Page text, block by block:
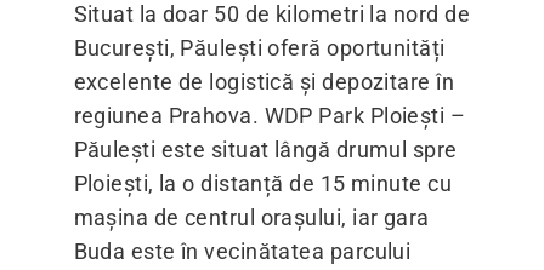
Situat la doar 50 de kilometri la nord de
București, Păulești oferă oportunități
excelente de logistică și depozitare în
regiunea Prahova. WDP Park Ploiești –
Păulești este situat lângă drumul spre
Ploiești, la o distanță de 15 minute cu
mașina de centrul orașului, iar gara
Buda este în vecinătatea parcului